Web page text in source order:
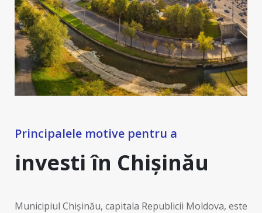
Principalele motive pentru a
investi în Chișinău
Municipiul Chișinău, capitala Republicii Moldova, este